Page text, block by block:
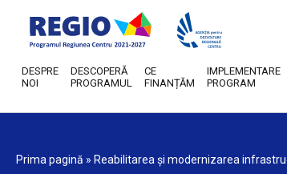
DESPRE
NOI
DESCOPERĂ
PROGRAMUL
CE
FINANȚĂM
IMPLEMENTARE
PROGRAM
Prima pagină » Reabilitarea și modernizarea